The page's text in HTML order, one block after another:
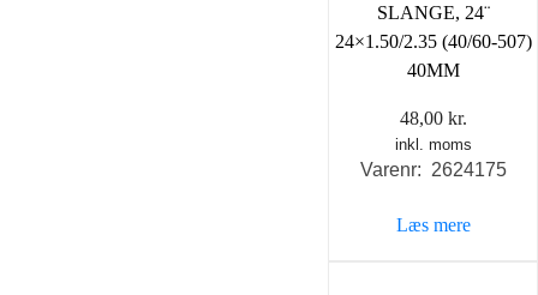
SLANGE, 24¨
24×1.50/2.35 (40/60-507)
40MM
48,00 kr.
inkl. moms
Varenr: 2624175
Læs mere